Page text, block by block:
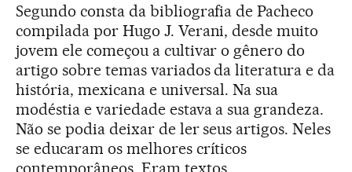
Segundo consta da bibliografia de Pacheco
compilada por Hugo J. Verani, desde muito
jovem ele começou a cultivar o gênero do
artigo sobre temas variados da literatura e da
história, mexicana e universal. Na sua
modéstia e variedade estava a sua grandeza.
Não se podia deixar de ler seus artigos. Neles
se educaram os melhores críticos
contemporâneos. Eram textos